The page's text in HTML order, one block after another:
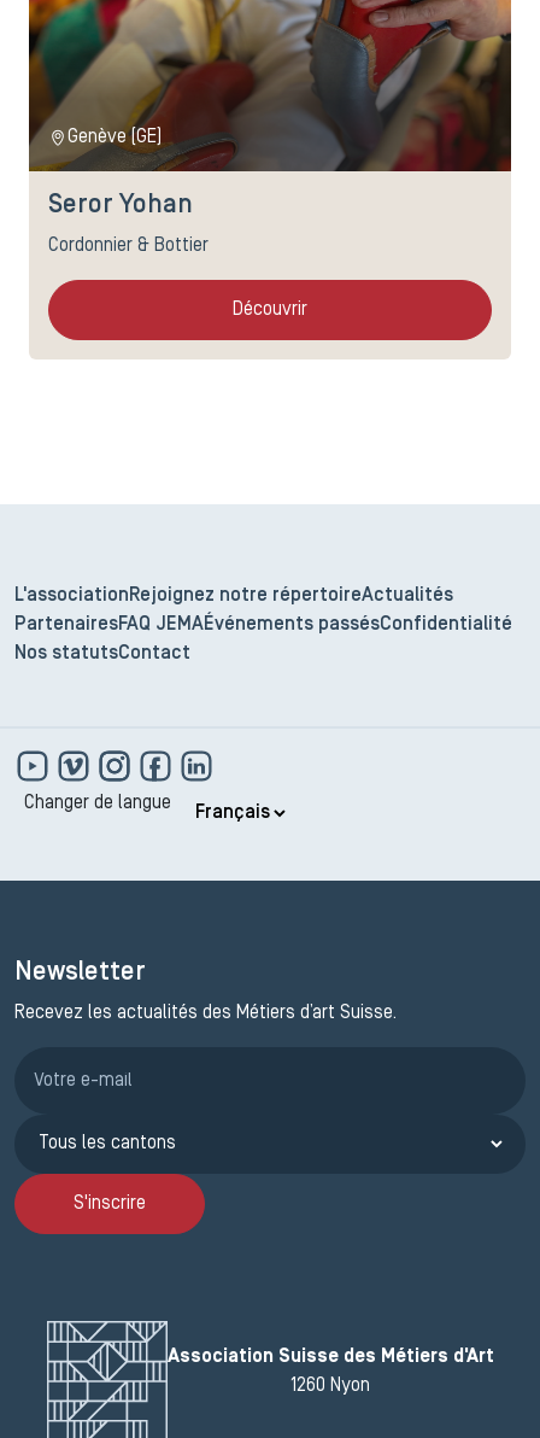
Genève (GE)
Seror Yohan
Cordonnier & Bottier
Découvrir
L'association Rejoignez notre répertoireActualités
PartenairesFAQ JEMAÉvénements passésConfidentialité
Nos statutsContact
Changer de langue
Newsletter
Recevez les actualités des Métiers d’art Suisse.
S'inscrire
Association Suisse des Métiers d'Art
1260 Nyon